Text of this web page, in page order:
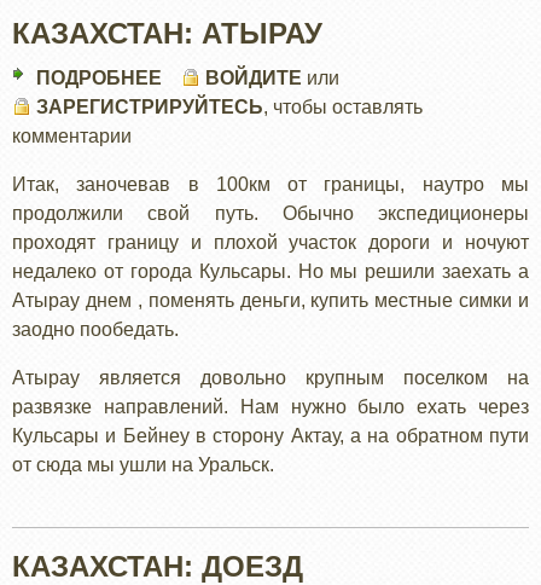
КАЗАХСТАН: АТЫРАУ
ПОДРОБНЕЕ
КАЗАХСТАН:
ВОЙДИТЕ или
ЗАРЕГИСТРИРУЙТЕСЬ, чтобы оставлять
комментарии
Итак, заночевав в 100км от границы, наутро мы
продолжили свой путь. Обычно экспедиционеры
проходят границу и плохой участок дороги и ночуют
недалеко от города Кульсары. Но мы решили заехать а
Атырау днем , поменять деньги, купить местные симки и
заодно пообедать.
Атырау является довольно крупным поселком на
развязке направлений. Нам нужно было ехать через
Кульсары и Бейнеу в сторону Актау, а на обратном пути
от сюда мы ушли на Уральск.
КАЗАХСТАН: ДОЕЗД